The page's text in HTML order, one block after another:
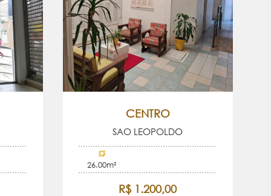
CENTRO
SAO LEOPOLDO
26.00m²
R$ 1.200,00